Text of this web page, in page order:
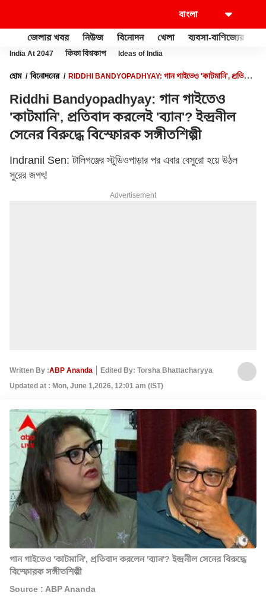
জেলার খবর নিউজ বিনোদন খেলা ব্যবসা-বাণিজ্যের
India At 2047 ফিফা বিশ্বকাপ Ideas of India
হোম বিনোদনের
RIDDHI BANDYOPADHYAY: গান গাইতেও 'কাটমানি', প্রতিবাদ
Riddhi Bandyopadhyay: গান গাইতেও
'কাটমানি', প্রতিবাদ করলেই 'ব্যান'? ইন্দ্রনীল
সেনের বিরুদ্ধে বিস্ফোরক সঙ্গীতশিল্পী
Indranil Sen: টালিগঞ্জের স্টুডিওপাড়ার পর এবার বেসুরো হয়ে উঠল
সুরের জগৎ!
Advertisement
Written By :ABP Ananda
Edited By: Torsha Bhattacharyya
Updated at : Mon, June 1,2026, 12:01 am (IST)
গান গাইতেও 'কাটমানি', প্রতিবাদ করলেন 'ব্যান'? ইন্দ্রনীল সেনের বিরুদ্ধে
বিস্ফোরক সঙ্গীতশিল্পী
Source : ABP Ananda